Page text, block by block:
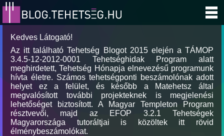
Kedves Látogató!
Az itt található Tehetség Blogot 2015 elején a TÁMOP
3.4.5-12-2012-0001 Tehetséghidak Program alatt
meghirdetett, Tehetség Hónapja elnevezésű programunk
hívta életre. Számos tehetségponti beszámolónak adott
helyet ez a felület, és később a Matehetsz által
megvalósított további projekteknek is megjelenési
lehetőséget biztosított. A Magyar Templeton Program
résztvevői, majd az EFOP 3.2.1 Tehetségek
Magyarországa tutoráltjai is közöltek itt rövid
élménybeszámolókat.